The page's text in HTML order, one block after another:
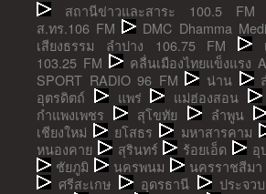
สถานีข่าวและสาระ 100.5 FM
ส.ทร.106 FM
DMC Dhamma
เสียงธรรม ลำปาง 106.75 FM
103.25 FM
คลื่นเมืองไทยแข็งแรง
SPORT RADIO 96 FM
น่าน
อุตรดิตถ์
แพร่ แม่ฮ่องสอน
กำแพงเพชร
สุโขทัย ลำพูน
เชียงใหม่
ยโสธร มหาสารคาม
หนองคาย
สุรินทร์ ร้อยเอ็ด อุ
ชัยภูมิ
นครพนม นครราชสีมา
ศรีสะเกษ
อุดรธานี ประจว